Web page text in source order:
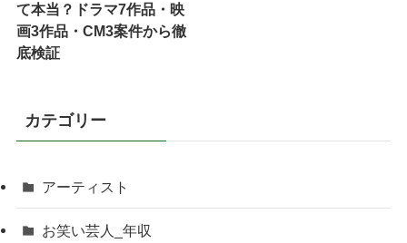
て本当？ドラマ7作品・映
画3作品・CM3案件から徹
底検証
カテゴリー
アーティスト
お笑い芸人_年収